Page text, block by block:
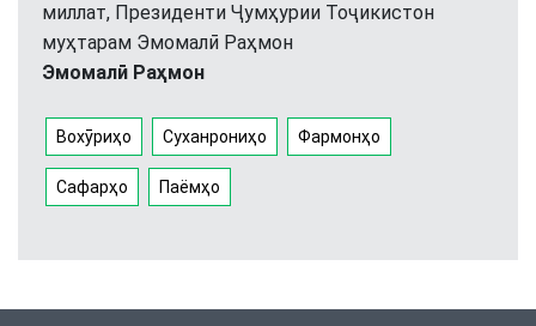
миллат, Президенти Ҷумҳурии Тоҷикистон
муҳтарам Эмомалӣ Раҳмон
Эмомалӣ Раҳмон
Вохӯриҳо Суханрониҳо Фармонҳо
Сафарҳо Паёмҳо